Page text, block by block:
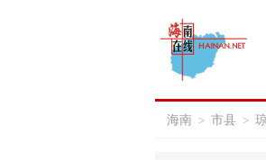
海南 > 市县 >